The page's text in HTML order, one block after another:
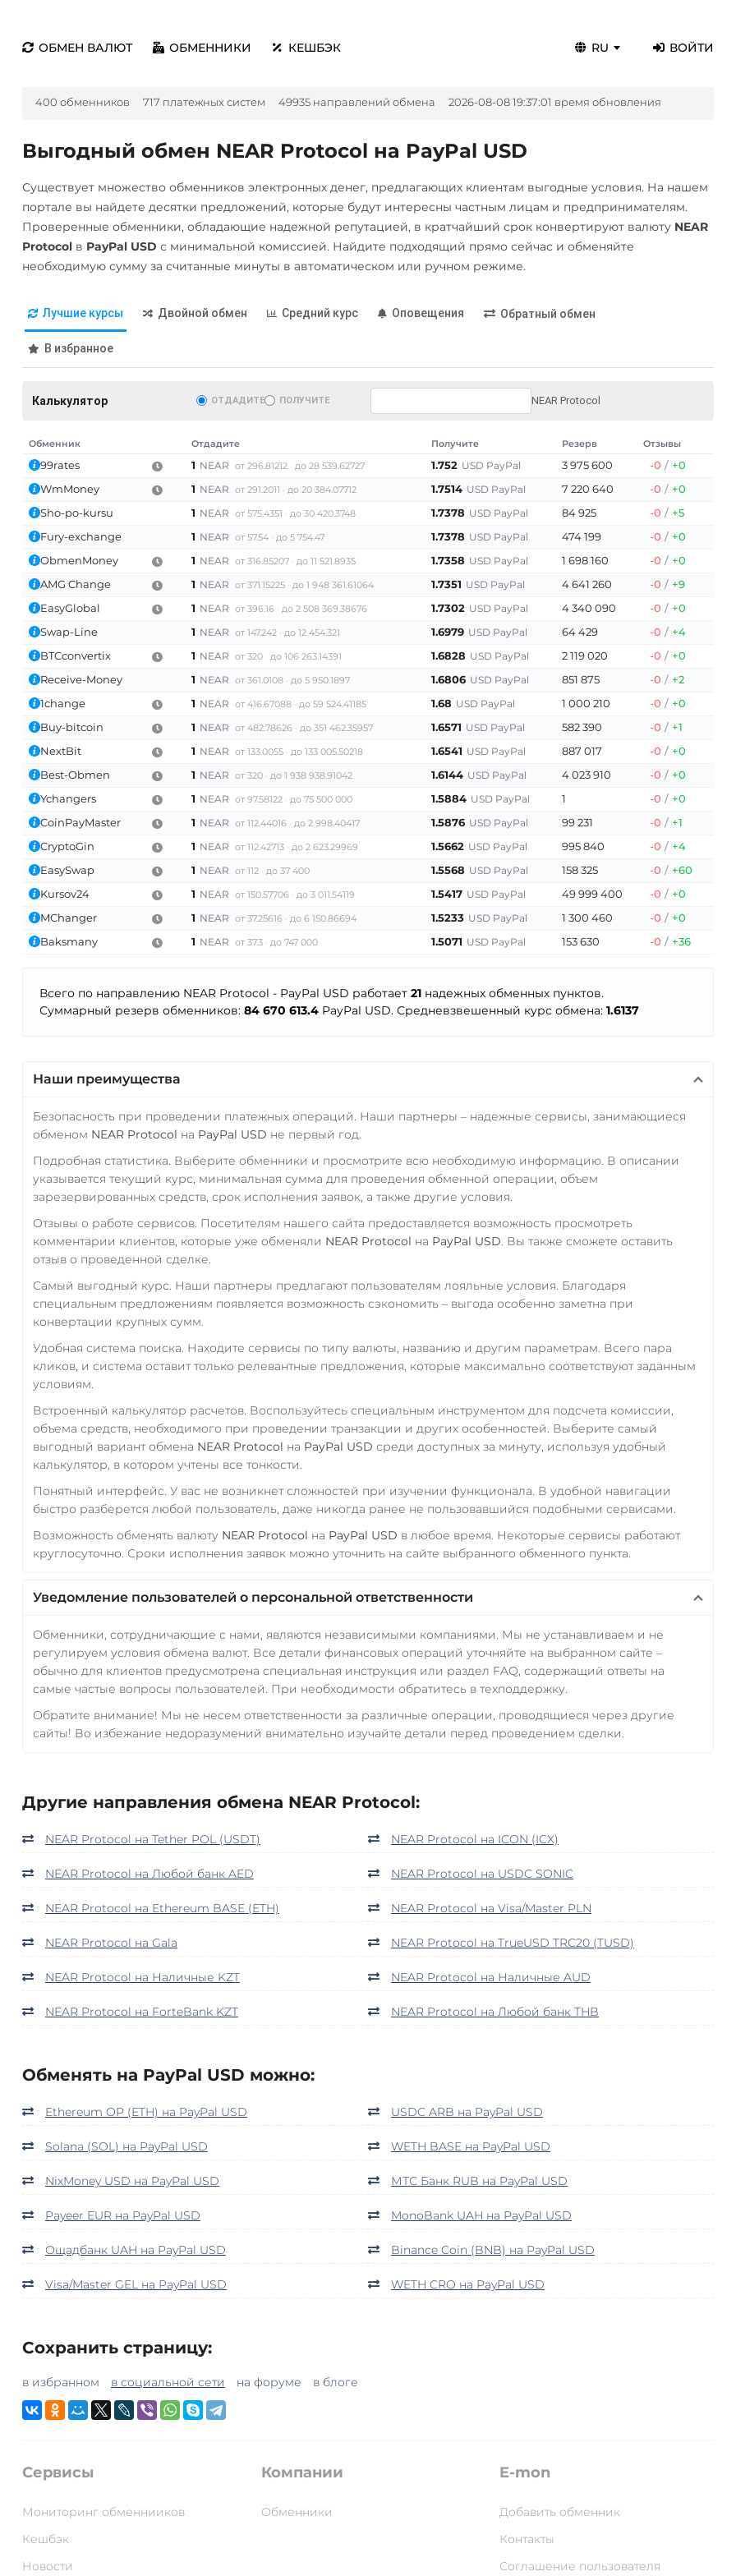
ОБМЕН ВАЛЮТ ОБМЕННИКИ КЕШБЭК RU ВОЙТИ
400 обменников 717 платежных систем 49935 направлений обмена 2026-08-08 19:37:01 время обновления
Выгодный обмен NEAR Protocol на PayPal USD
Существует множество обменников электронных денег, предлагающих клиентам выгодные условия. На нашем
портале вы найдете десятки предложений, которые будут интересны частным лицам и предпринимателям.
Проверенные обменники, обладающие надежной репутацией, в кратчайший срок конвертируют валюту NEAR
Protocolв PayPal USD с минимальной комиссией. Найдите подходящий прямо сейчас и обменяйте
необходимую сумму за считанные минуты в автоматическом или ручном режиме.
Лучшие курсы Двойной обмен Средний курс Оповещения Обратный обмен
В избранное
Калькулятор ОТДАДИТЕ ПОЛУЧИТЕ NEAR Protocol
Обменник Отдадите Получите Резерв Отзывы
99rates 1 NEAR от 296.81212 до 28 539.62727 1.752 USD PayPal 3 975 600 -0 / +0
WmMoney
1 NEAR от 291.2011 до 20 384.07712 1.7514 USD PayPal 7 220 640 -0 / +0
Sho-po-kursu
1 NEAR от 575.4351 до 30 420.3748 1.7378 USD PayPal 84 925 -0 / +5
Fury-exchange
1 NEAR от 57.54 до 5 754.47 1.7378 USD PayPal 474 199 -0 / +0
ObmenMoney
1 NEAR от 316.85207 до 11 521.8935 1.7358 USD PayPal 1 698 160 -0 / +0
AMG Change
1 NEAR от 371.15225 до 1 948 361.61064 1.7351 USD PayPal 4 641 260 -0 / +9
EasyGlobal
1 NEAR от 396.16 до 2 508 369.38676 1.7302 USD PayPal 4 340 090 -0 / +0
Swap-Line
1 NEAR от 147.242 до 12 454.321 1.6979 USD PayPal 64 429 -0 / +4
BTCconvertix
1 NEAR от 320 до 106 263.14391 1.6828 USD PayPal 2 119 020 -0 / +0
Receive-Money
1 NEAR от 361.0108 до 5 950.1897 1.6806 USD PayPal 851 875 -0 / +2
1change
1 NEAR от 416.67088 до 59 524.41185 1.68 USD PayPal 1 000 210 -0 / +0
Buy-bitcoin
1 NEAR от 482.78626 до 351 462.35957 1.6571 USD PayPal 582 390 -0 / +1
NextBit
1 NEAR от 133.0055 до 133 005.50218 1.6541 USD PayPal 887 017 -0 / +0
Best-Obmen
1 NEAR от 320 до 1 938 938.91042 1.6144 USD PayPal 4 023 910 -0 / +0
Ychangers
1 NEAR от 97.58122 до 75 500 000 1.5884 USD PayPal 1 -0 / +0
CoinPayMaster
1 NEAR от 112.44016 до 2 998.40417 1.5876 USD PayPal 99 231 -0 / +1
CryptoGin
1 NEAR от 112.42713 до 2 623.29969 1.5662 USD PayPal 995 840 -0 / +4
EasySwap
1 NEAR от 112 до 37 400 1.5568 USD PayPal 158 325 -0 / +60
Kursov24
1 NEAR от 150.57706 до 3 011.54119 1.5417 USD PayPal 49 999 400 -0 / +0
MChanger
1 NEAR от 37.25616 до 6 150.86694 1.5233 USD PayPal 1 300 460 -0 / +0
Baksmany
1 NEAR от 37.3 до 747 000 1.5071 USD PayPal 153 630 -0 / +36
Всего по направлению NEAR Protocol - PayPal USD работает 21надежных обменных пунктов.
Суммарный резерв обменников: 84 670 613.4PayPal USD. Средневзвешенный курс обмена: 1.6137
Наши преимущества
Безопасность при проведении платежных операций. Наши партнеры – надежные сервисы, занимающиеся
обменом NEAR Protocol на PayPal USD не первый год.
Подробная статистика. Выберите обменники и просмотрите всю необходимую информацию. В описании
указывается текущий курс, минимальная сумма для проведения обменной операции, объем
зарезервированных средств, срок исполнения заявок, а также другие условия.
Отзывы о работе сервисов. Посетителям нашего сайта предоставляется возможность просмотреть
комментарии клиентов, которые уже обменяли NEAR Protocol на PayPal USD. Вы также сможете оставить
отзыв о проведенной сделке.
Самый выгодный курс. Наши партнеры предлагают пользователям лояльные условия. Благодаря
специальным предложениям появляется возможность сэкономить – выгода особенно заметна при
конвертации крупных сумм.
Удобная система поиска. Находите сервисы по типу валюты, названию и другим параметрам. Всего пара
кликов, и система оставит только релевантные предложения, которые максимально соответствуют заданным
условиям.
Встроенный калькулятор расчетов. Воспользуйтесь специальным инструментом для подсчета комиссии,
объема средств, необходимого при проведении транзакции и других особенностей. Выберите самый
выгодный вариант обмена NEAR Protocol на PayPal USD среди доступных за минуту, используя удобный
калькулятор, в котором учтены все тонкости.
Понятный интерфейс. У вас не возникнет сложностей при изучении функционала. В удобной навигации
быстро разберется любой пользователь, даже никогда ранее не пользовавшийся подобными сервисами.
Возможность обменять валюту NEAR Protocol на PayPal USD в любое время. Некоторые сервисы работают
круглосуточно. Сроки исполнения заявок можно уточнить на сайте выбранного обменного пункта.
Уведомление пользователей о персональной ответственности
Обменники, сотрудничающие с нами, являются независимыми компаниями. Мы не устанавливаем и не
регулируем условия обмена валют. Все детали финансовых операций уточняйте на выбранном сайте –
обычно для клиентов предусмотрена специальная инструкция или раздел FAQ, содержащий ответы на
самые частые вопросы пользователей. При необходимости обратитесь в техподдержку.
Обратите внимание! Мы не несем ответственности за различные операции, проводящиеся через другие
сайты! Во избежание недоразумений внимательно изучайте детали перед проведением сделки.
Другие направления обмена NEAR Protocol:
NEAR Protocol на Tether POL (USDT) NEAR Protocol на ICON (ICX)
NEAR Protocol на Любой банк AED NEAR Protocol на USDC SONIC
NEAR Protocol на Ethereum BASE (ETH) NEAR Protocol на Visa/Master PLN
NEAR Protocol на Gala NEAR Protocol на TrueUSD TRC20 (TUSD)
NEAR Protocol на Наличные KZT NEAR Protocol на Наличные AUD
NEAR Protocol на ForteBank KZT NEAR Protocol на Любой банк THB
Обменять на PayPal USD можно:
Ethereum OP (ETH) на PayPal USD USDC ARB на PayPal USD
Solana (SOL) на PayPal USD WETH BASE на PayPal USD
NixMoney USD на PayPal USD МТС Банк RUB на PayPal USD
Payeer EUR на PayPal USD MonoBank UAH на PayPal USD
Ощадбанк UAH на PayPal USD Binance Coin (BNB) на PayPal USD
Visa/Master GEL на PayPal USD WETH CRO на PayPal USD
Сохранить страницу:
в избранном в социальной сети на форуме в блоге
Сервисы
Мониторинг обменнииков
Кешбэк
Новости
Компании
Обменники
E-mon
Добавить обменник
Контакты
Соглашение пользователя